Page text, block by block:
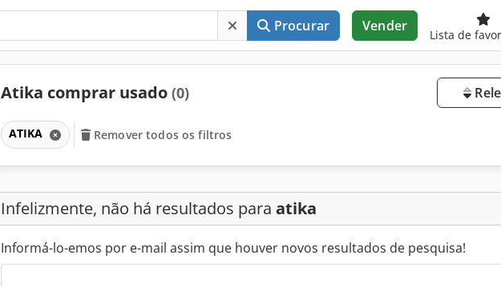
Procurar Vender
Lista de
Atika comprar usado (0)
ATIKA Remover todos os filtros
Infelizmente, não há resultados para atika
Informá-lo-emos por e-mail assim que houver novos resultados de pesquisa!